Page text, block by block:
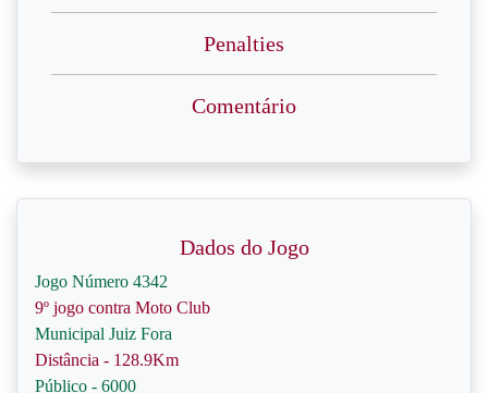
Penalties
Comentário
Dados do Jogo
Jogo Número 4342
9º jogo contra Moto Club
Municipal Juiz Fora
Distância - 128.9Km
Público - 6000